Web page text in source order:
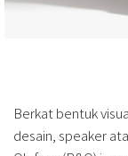
Berkat bentuk
desain, speaker